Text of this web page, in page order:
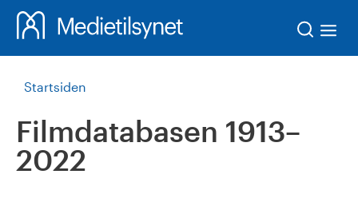
Startsiden
Filmdatabasen 1913–
2022